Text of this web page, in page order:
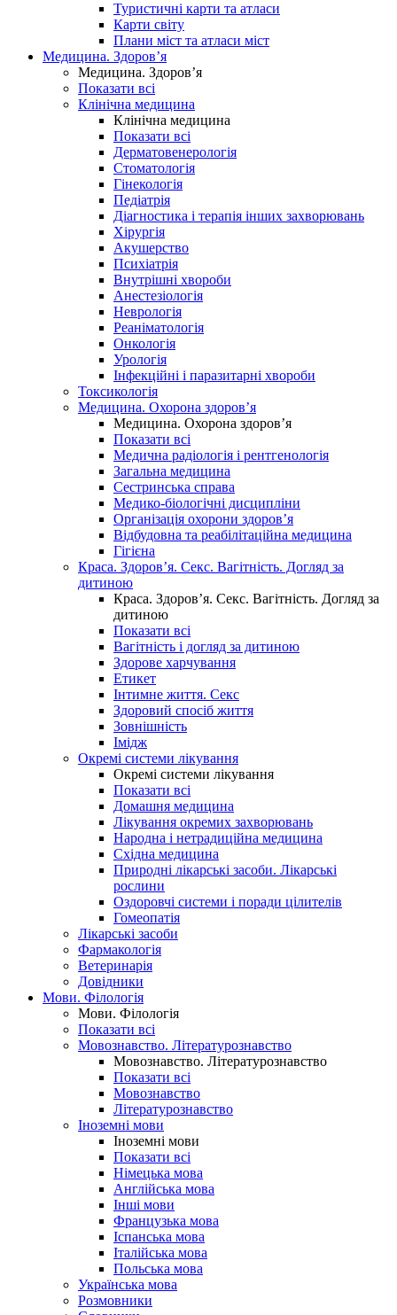
Туристичні карти та атласи
Карти світу
Плани міст та атласи міст
Медицина. Здоров’я
Медицина. Здоров’я
Показати всі
Клінічна медицина
Клінічна медицина
Показати всі
Дерматовенерологія
Стоматологія
Гінекологія
Педіатрія
Діагностика і терапія інших захворювань
Хірургія
Акушерство
Психіатрія
Внутрішні хвороби
Анестезіологія
Неврологія
Реаніматологія
Онкологія
Урологія
Інфекційні і паразитарні хвороби
Токсикологія
Медицина. Охорона здоров’я
Медицина. Охорона здоров’я
Показати всі
Медична радіологія і рентгенологія
Загальна медицина
Сестринська справа
Медико-біологічні дисципліни
Організація охорони здоров’я
Відбудовна та реабілітаційна медицина
Гігієна
Краса. Здоров’я. Секс. Вагітність. Догляд за
дитиною
Краса. Здоров’я. Секс. Вагітність. Догляд за
дитиною
Показати всі
Вагітність і догляд за дитиною
Здорове харчування
Етикет
Інтимне життя. Секс
Здоровий спосіб життя
Зовнішність
Імідж
Окремі системи лікування
Окремі системи лікування
Показати всі
Домашня медицина
Лікування окремих захворювань
Народна і нетрадиційна медицина
Східна медицина
Природні лікарські засоби. Лікарські
рослини
Оздоровчі системи і поради цілителів
Гомеопатія
Лікарські засоби
Фармакологія
Ветеринарія
Довідники
Мови. Філологія
Мови. Філологія
Показати всі
Мовознавство. Літературознавство
Мовознавство. Літературознавство
Показати всі
Мовознавство
Літературознавство
Іноземні мови
Іноземні мови
Показати всі
Німецька мова
Англійська мова
Інші мови
Французька мова
Іспанська мова
Італійська мова
Польська мова
Українська мова
Розмовники